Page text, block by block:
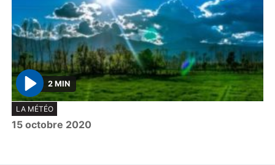
P
l
a
2 MIN
LA MÉTÉO
15 octobre 2020